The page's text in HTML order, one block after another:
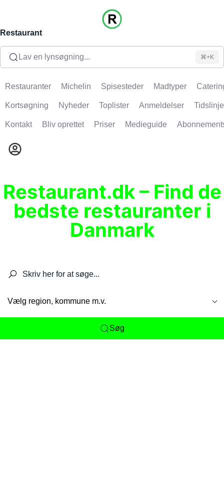
Restaurant
Lav en lynsøgning... ⌘+K
Restauranter Michelin Spisesteder Madtyper
Kortsøgning Nyheder Toplister Anmeldelser Tidslinje
Kontakt Bliv oprettet Priser Medieguide
Restaurant.dk – Find de
bedste restauranter i
Danmark
Vælg region, kommune m.v.
Søg